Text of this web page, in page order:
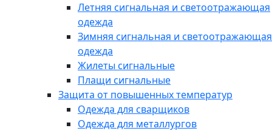
Летняя сигнальная и светоотражающая
одежда
Зимняя сигнальная и светоотражающая
одежда
Жилеты сигнальные
Плащи сигнальные
Защита от повышенных температур
Одежда для сварщиков
Одежда для металлургов